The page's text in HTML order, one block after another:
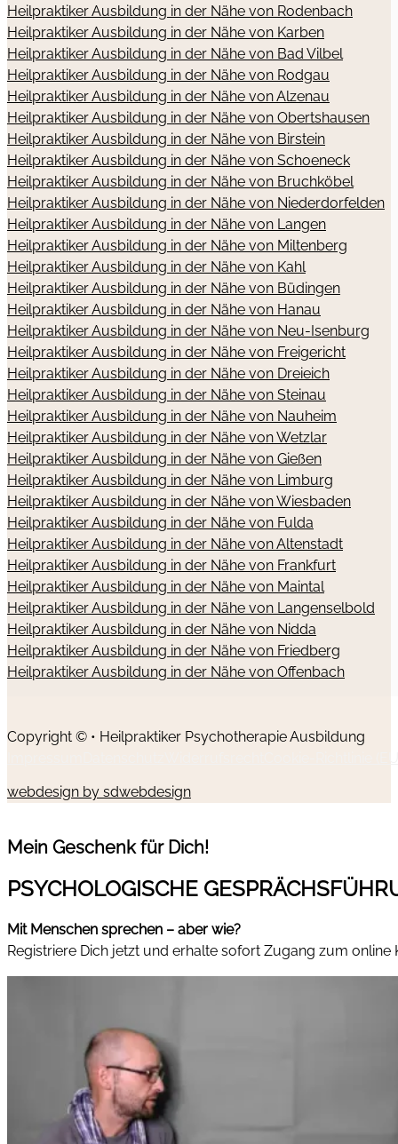
Heilpraktiker Ausbildung in der Nähe von Rodenbach
Heilpraktiker Ausbildung in der Nähe von Karben
Heilpraktiker Ausbildung in der Nähe von Bad Vilbel
Heilpraktiker Ausbildung in der Nähe von Rodgau
Heilpraktiker Ausbildung in der Nähe von Alzenau
Heilpraktiker Ausbildung in der Nähe von Obertshausen
Heilpraktiker Ausbildung in der Nähe von Birstein
Heilpraktiker Ausbildung in der Nähe von Schoeneck
Heilpraktiker Ausbildung in der Nähe von Bruchköbel
Heilpraktiker Ausbildung in der Nähe von Niederdorfelden
Heilpraktiker Ausbildung in der Nähe von Langen
Heilpraktiker Ausbildung in der Nähe von Miltenberg
Heilpraktiker Ausbildung in der Nähe von Kahl
Heilpraktiker Ausbildung in der Nähe von Büdingen
Heilpraktiker Ausbildung in der Nähe von Hanau
Heilpraktiker Ausbildung in der Nähe von Neu-Isenburg
Heilpraktiker Ausbildung in der Nähe von Freigericht
Heilpraktiker Ausbildung in der Nähe von Dreieich
Heilpraktiker Ausbildung in der Nähe von Steinau
Heilpraktiker Ausbildung in der Nähe von Nauheim
Heilpraktiker Ausbildung in der Nähe von Wetzlar
Heilpraktiker Ausbildung in der Nähe von Gießen
Heilpraktiker Ausbildung in der Nähe von Limburg
Heilpraktiker Ausbildung in der Nähe von Wiesbaden
Heilpraktiker Ausbildung in der Nähe von Fulda
Heilpraktiker Ausbildung in der Nähe von Altenstadt
Heilpraktiker Ausbildung in der Nähe von Frankfurt
Heilpraktiker Ausbildung in der Nähe von Maintal
Heilpraktiker Ausbildung in der Nähe von Langenselbold
Heilpraktiker Ausbildung in der Nähe von Nidda
Heilpraktiker Ausbildung in der Nähe von Friedberg
Heilpraktiker Ausbildung in der Nähe von Offenbach
Copyright © • Heilpraktiker Psychotherapie Ausbildung
webdesign by sdwebdesign
Mein Geschenk für Dich!
PSYCHOLOGISCHE
Mit Menschen sprechen – aber wie?
Registriere Dich jetzt und erhalte sofort Zugang zum online